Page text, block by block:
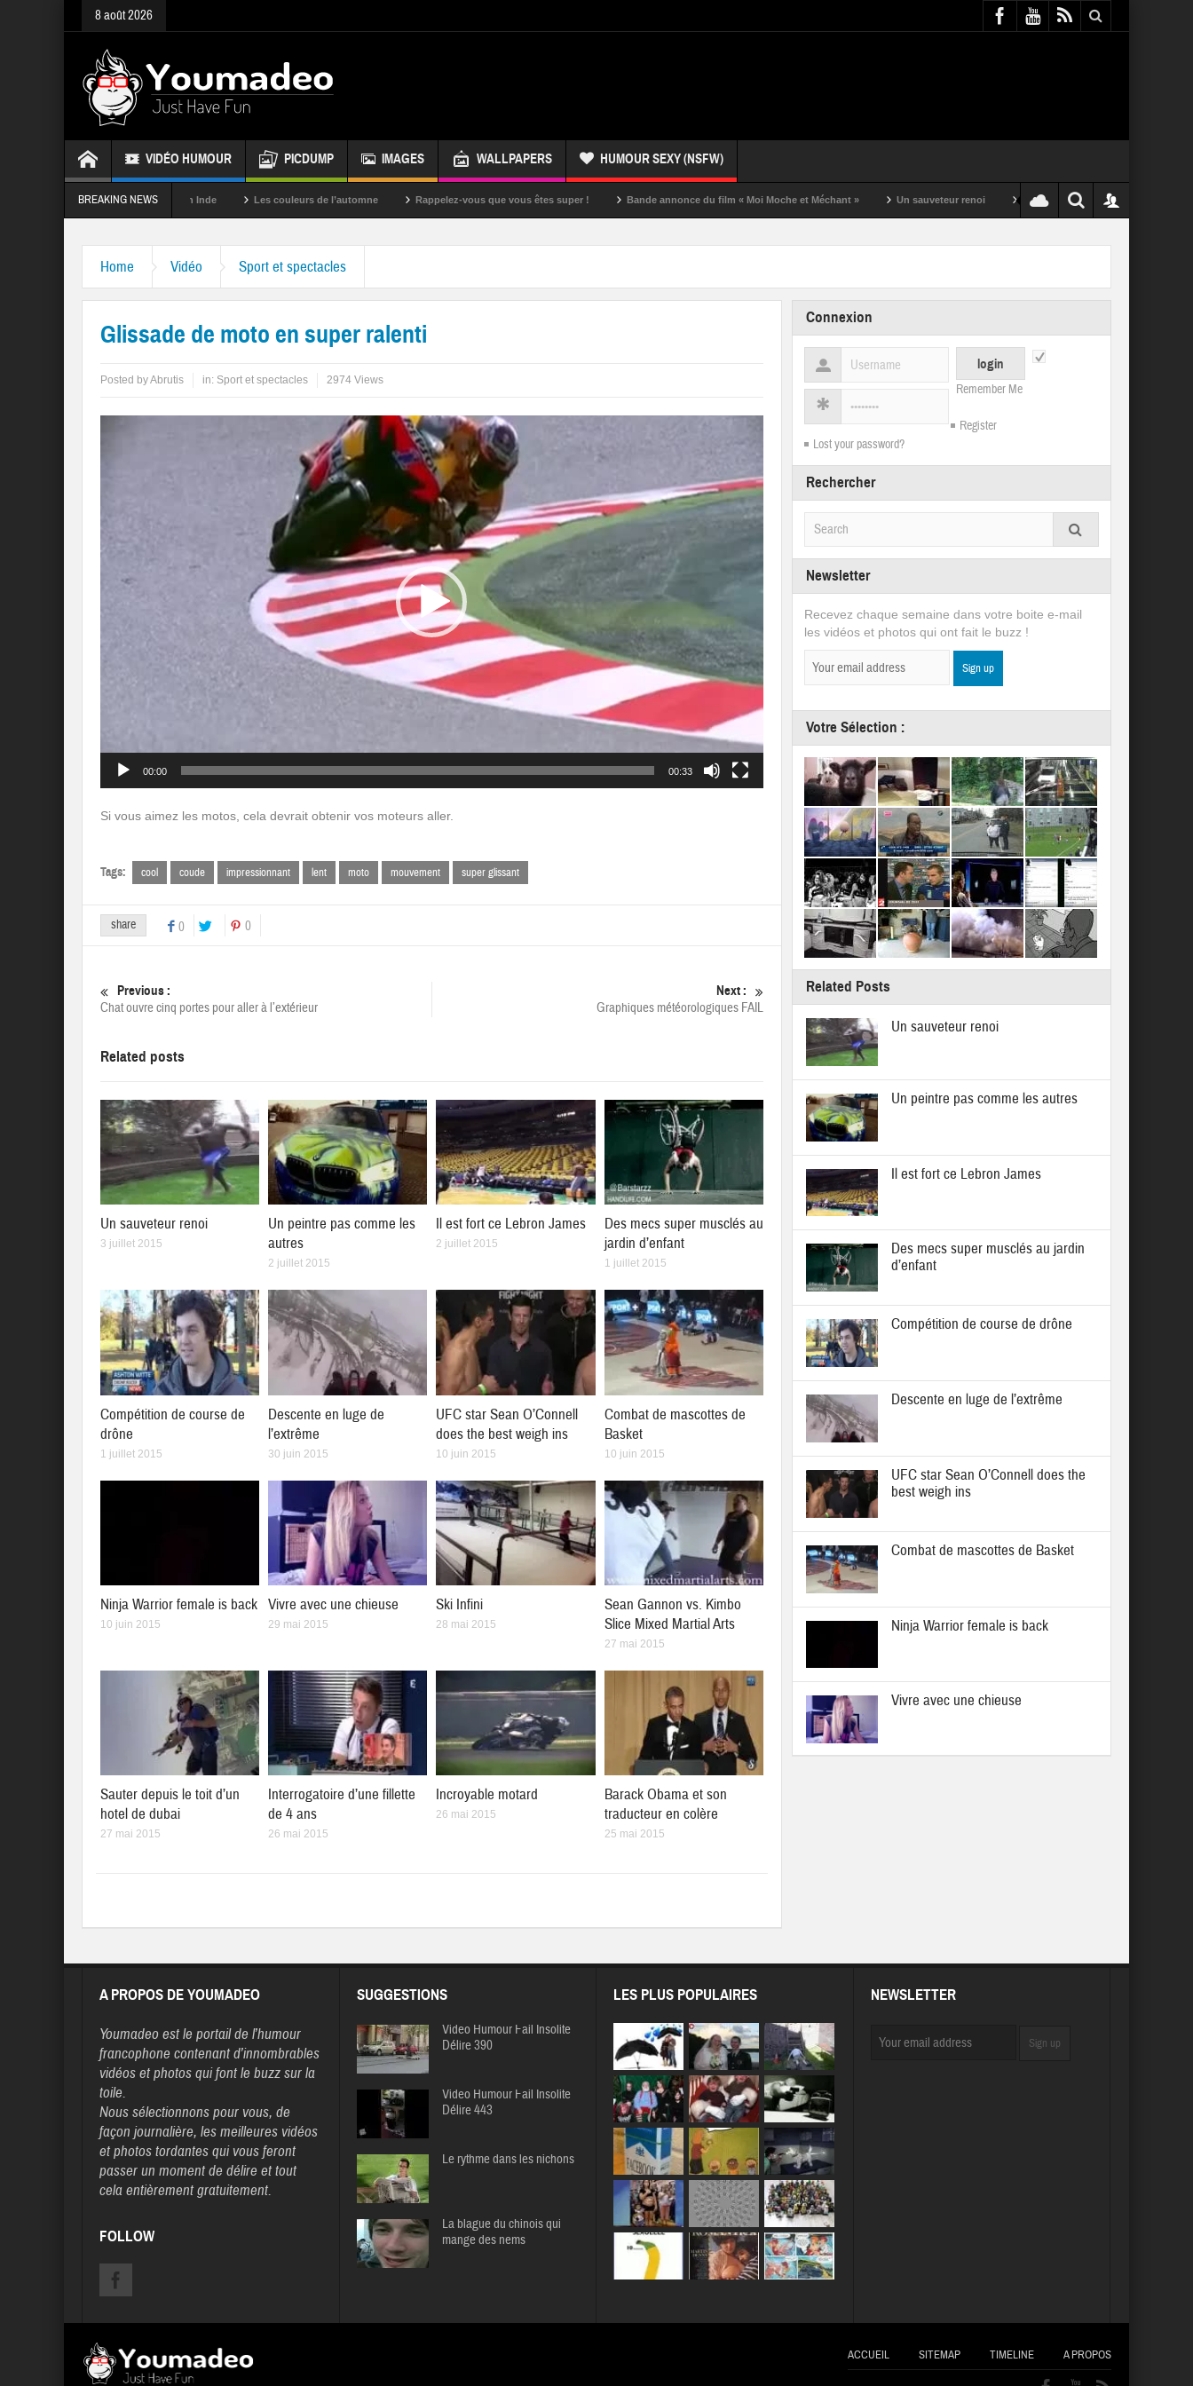
8 août 2026
VIDÉO HUMOUR PICDUMP IMAGES WALLPAPERS HUMOUR SEXY (NSFW)
BREAKING NEWS
La fête des couleurs en Inde Les couleurs de l’automne Rappelez-vous que vous êtes super ! Bande annonce du film « Moi Moche et Méchant » Un sauveteur renoi Un puching ball pas comme les autres
Home Vidéo Sport et spectacles
Glissade de moto en super ralenti
Posted byAbrutis in: Sport et spectacles 2974 Views
00:00 00:33
Si vous aimez les motos, cela devrait obtenir vos moteurs aller.
Tags: cool coude impressionnant lent moto mouvement super glissant
share 0 0
Previous :
Chat ouvre cinq portes pour aller à l’extérieur
Next :
Graphiques météorologiques FAIL
Related posts
Un sauveteur renoi
3 juillet 2015
Un peintre pas comme les
autres
2 juillet 2015
Il est fort ce Lebron James
2 juillet 2015
Des mecs super musclés au
jardin d’enfant
1 juillet 2015
Compétition de course de
drône
1 juillet 2015
Descente en luge de
l’extrême
30 juin 2015
UFC star Sean O’Connell
does the best weigh ins
10 juin 2015
Combat de mascottes de
Basket
10 juin 2015
Ninja Warrior female is back
10 juin 2015
Vivre avec une chieuse
29 mai 2015
Ski Infini
28 mai 2015
Sean Gannon vs. Kimbo
Slice Mixed Martial Arts
27 mai 2015
Sauter depuis le toit d’un
hotel de dubai
27 mai 2015
Interrogatoire d’une fillette
de 4 ans
26 mai 2015
Incroyable motard
26 mai 2015
Barack Obama et son
traducteur en colère
25 mai 2015
Connexion
Remember Me
Register
Lost your password?
Rechercher
Newsletter
Recevez chaque semaine dans votre boite e-mail
les vidéos et photos qui ont fait le buzz !
Votre Sélection :
Related Posts
Un sauveteur renoi
Un peintre pas comme les autres
Il est fort ce Lebron James
Des mecs super musclés au jardin
d’enfant
Compétition de course de drône
Descente en luge de l’extrême
UFC star Sean O’Connell does the
best weigh ins
Combat de mascottes de Basket
Ninja Warrior female is back
Vivre avec une chieuse
A PROPOS DE YOUMADEO
Youmadeo est le portail de l’humour
francophone contenant d’innombrables
vidéos et photos qui font le buzz sur la
toile.
Nous sélectionnons pour vous, de
façon journalière, les meilleures vidéos
et photos tordantes qui vous feront
passer un moment de délire et tout
cela entièrement gratuitement.
FOLLOW
SUGGESTIONS
Video Humour Fail Insolite
Délire 390
Video Humour Fail Insolite
Délire 443
Le rythme dans les nichons
La blague du chinois qui
mange des nems
LES PLUS POPULAIRES NEWSLETTER
ACCUEIL SITEMAP TIMELINE A PROPOS